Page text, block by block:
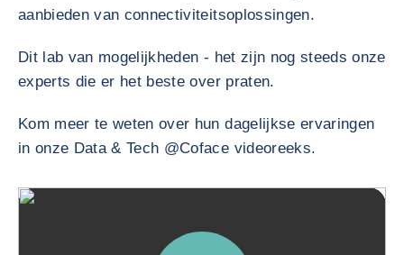
aanbieden van connectiviteitsoplossingen.
Dit lab van mogelijkheden - het zijn nog steeds onze
experts die er het beste over praten.
Kom meer te weten over hun dagelijkse ervaringen
in onze Data & Tech @Coface videoreeks.